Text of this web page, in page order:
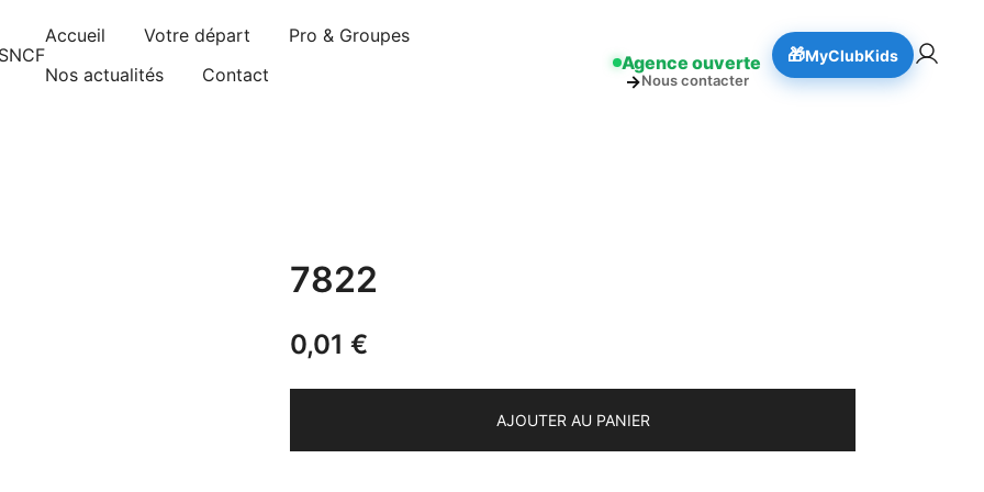
Accueil Votre départ
Pro & Groupes
Nos actualités
Contact
Agence ouverte
→Nous contacter
🎁MyClubKids
7822
0,01 €
AJOUTER AU PANIER
sont pris d’assaut. Réservez dès maintenant !